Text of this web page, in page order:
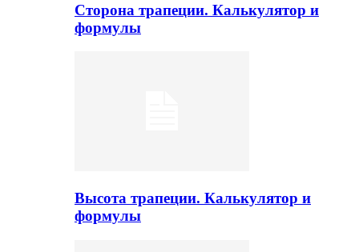
Сторона трапеции. Калькулятор и
формулы
Высота трапеции. Калькулятор и
формулы